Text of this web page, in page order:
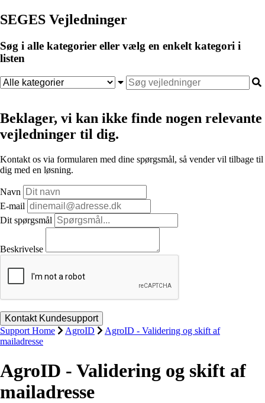
SEGES Vejledninger
Søg i alle kategorier eller vælg en enkelt kategori i
listen
Beklager, vi kan ikke finde nogen relevante
vejledninger til dig.
Kontakt os via formularen med dine spørgsmål, så vender vil tilbage til
dig med en løsning.
Navn
E-mail
Dit spørgsmål
Beskrivelse
Support Home AgroID
AgroID - Validering og skift af
mailadresse
AgroID - Validering og skift af
mailadresse